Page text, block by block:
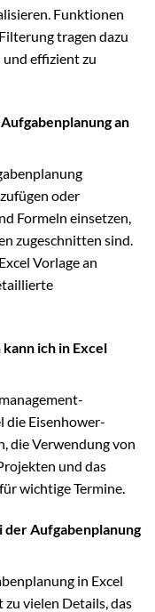
Funktionen
tragen dazu
effizient zu
an
oder
Formeln einsetzen,
zugeschnitten sind.
Vorlage an
ich in Excel
die Eisenhower-
die Verwendung von
und das
wichtige Termine.
der Aufgabenplanung
in Excel
vielen Details, das